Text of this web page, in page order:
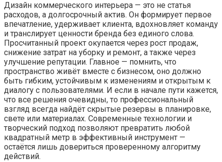
Дизайн коммерческого интерьера — это не статья
расходов, а долгосрочный актив. Он формирует первое
впечатление, удерживает клиента, вдохновляет команду
и транслирует ценности бренда без единого слова.
Просчитанный проект окупается через рост продаж,
снижение затрат на уборку и ремонт, а также через
улучшение репутации. Главное — помнить, что
пространство живёт вместе с бизнесом, оно должно
быть гибким, устойчивым к изменениям и открытым к
диалогу с пользователями. И если в начале пути кажется,
что все решения очевидны, то профессиональный
взгляд всегда найдёт скрытые резервы в планировке,
свете или материалах. Современные технологии и
творческий подход позволяют превратить любой
квадратный метр в эффективный инструмент —
остаётся лишь довериться проверенному алгоритму
действий.